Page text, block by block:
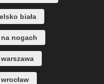
biała
nogach